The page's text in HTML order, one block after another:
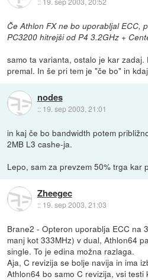
Če Athlon FX ne bo uporabljal ECC,
PC3200 hitrejši od P4 3.2GHz +
samo ta varianta, ostalo je kar
premal. In še pri tem je "če bo" in
nodes
:: 19. sep 2003, 21:01
in kaj če bo bandwidth potem
2MB L3 cashe-ja.
Lepo, sam za prevzem 50% trga kar
Zheegec
:: 19. sep 2003, 21:03
Brane2 - Opteron uporablja ECC na
manj kot 333MHz) v dual, Athlon64
single. To je edina možna razlaga.
Aja, C revizija se bolje navija in ima
Athlon64 bo samo C revizija, vsi